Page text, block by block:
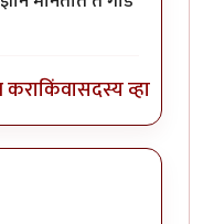
कराकिंवासदस्य व्हा